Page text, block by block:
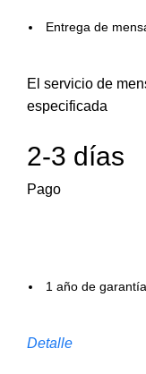
Entrega de
El servicio de
especificada
2-3 días
Pago
1 año de garantía
Detalle